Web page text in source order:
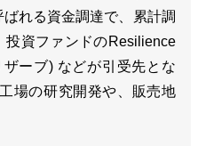
れる資金調達で、累計調
投資ファンドのResilience
ーブ) などが引受先とな
場の研究開発や、販売地